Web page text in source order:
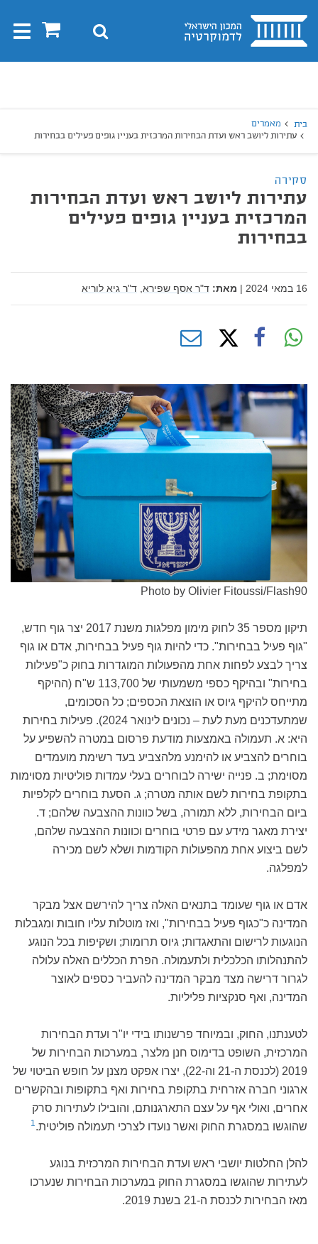
בית 0 חיפוש
בית
מאמרים
עתירות ליושב ראש ועדת הבחירות המרכזית בעניין גופים פעילים בבחירות
סקירה
עתירות ליושב ראש ועדת הבחירות
המרכזית בעניין גופים פעילים
בבחירות
16 במאי 2024 | מאת: ד"ר אסף שפירא, ד"ר גיא לוריא
Photo by Olivier Fitoussi/Flash90
תיקון מספר 35 לחוק מימון מפלגות משנת 2017 יצר גוף חדש,
"גוף פעיל בבחירות". כדי להיות גוף פעיל בבחירות, אדם או גוף
צריך לבצע לפחות אחת מהפעולות המוגדרות בחוק כ"פעילות
בחירות" ובהיקף כספי משמעותי של 113,700 ש"ח (ההיקף
מתייחס להיקף גיוס או הוצאת הכספים; כל הסכומים,
שמתעדכנים מעת לעת – נכונים לינואר 2024). פעילות בחירות
היא: א. תעמולה באמצעות מודעת פרסום במטרה להשפיע על
בוחרים להצביע או להימנע מלהצביע בעד רשימת מועמדים
מסוימת; ב. פנייה ישירה לבוחרים בעלי עמדות פוליטיות מסוימות
בתקופת בחירות לשם אותה מטרה; ג. הסעת בוחרים לקלפיות
ביום הבחירות, ללא תמורה, בשל כוונות ההצבעה שלהם; ד.
יצירת מאגר מידע עם פרטי בוחרים וכוונות ההצבעה שלהם,
לשם ביצוע אחת מהפעולות הקודמות ושלא לשם מכירה
למפלגה.
אדם או גוף שעומד בתנאים האלה צריך להירשם אצל מבקר
המדינה כ"כגוף פעיל בבחירות", ואז מוטלות עליו חובות ומגבלות
הנוגעות לרישום והתאגדות; גיוס תרומות; ושקיפות בכל הנוגע
להתנהלותו הכלכלית ולתעמולה. הפרת הכללים האלה עלולה
לגרור דרישה מצד מבקר המדינה להעביר כספים לאוצר
המדינה, ואף סנקציות פליליות.
לטענתנו, החוק, ובמיוחד פרשנותו בידי יו"ר ועדת הבחירות
המרכזית, השופט בדימוס חנן מלצר, במערכות הבחירות של
2019 (לכנסת ה-21 וה-22), יצרו אפקט מצנן על חופש הביטוי של
ארגוני חברה אזרחית בתקופת בחירות ואף בתקופות ובהקשרים
אחרים, ואולי אף על עצם התארגנותם, והובילו לעתירות סרק
שהוגשו במסגרת החוק ואשר נועדו לצרכי תעמולה פוליטית. 1
להלן החלטות יושבי ראש ועדת הבחירות המרכזית בנוגע
לעתירות שהוגשו במסגרת החוק במערכות הבחירות שנערכו
מאז הבחירות לכנסת ה-21 בשנת 2019.